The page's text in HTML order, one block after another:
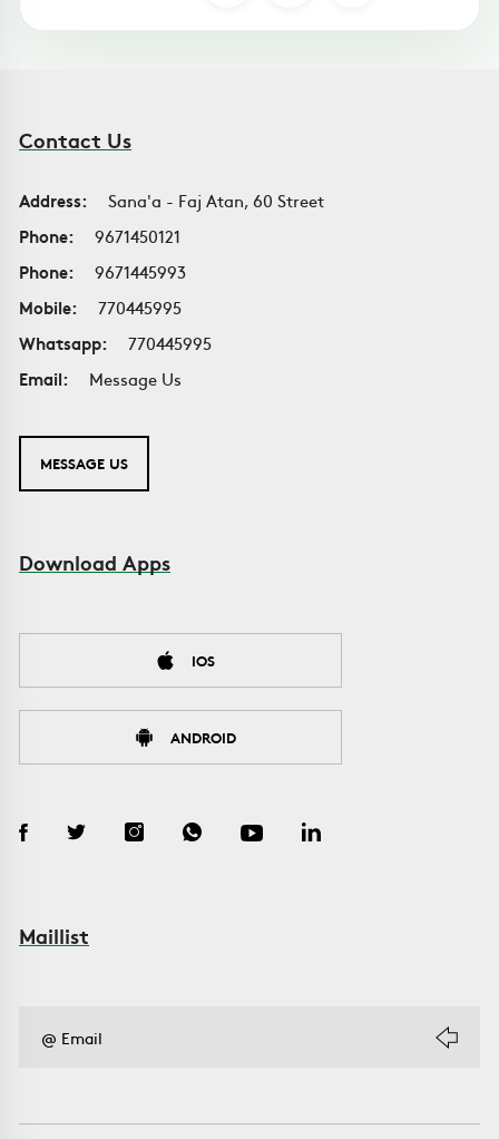
Contact Us
Address:
Sana'a - Faj Atan, 60 Street
Phone:
9671450121
Phone:
9671445993
Mobile:
770445995
Whatsapp:
770445995
Email:
Message Us
MESSAGE US
Download Apps
IOS
ANDROID
Maillist